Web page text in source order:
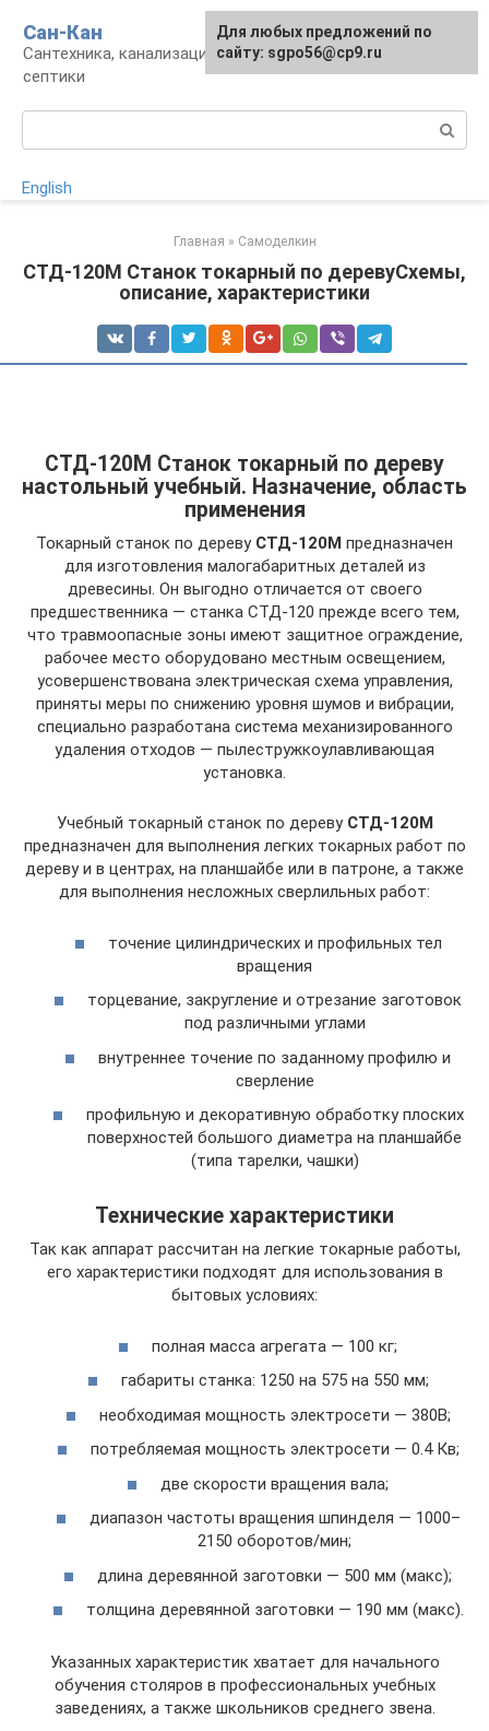
контенту
Сан-Кан
Сантехника, канализация, водопровод,
септики
English
Главная » Самоделкин
СТД-120М Станок токарный по деревуСхемы,
описание, характеристики
СТД-120М Станок токарный по дереву
настольный учебный. Назначение, область
применения
Токарный станок по дереву СТД-120М предназначен
для изготовления малогабаритных деталей из
древесины. Он выгодно отличается от своего
предшественника — станка СТД-120 прежде всего тем,
что травмоопасные зоны имеют защитное ограждение,
рабочее место оборудовано местным освещением,
усовершенствована электрическая схема управления,
приняты меры по снижению уровня шумов и вибрации,
специально разработана система механизированного
удаления отходов — пылестружкоулавливающая
установка.
Учебный токарный станок по дереву СТД-120М
предназначен для выполнения легких токарных работ по
дереву и в центрах, на планшайбе или в патроне, а также
для выполнения несложных сверлильных работ:
точение цилиндрических и профильных тел
вращения
торцевание, закругление и отрезание заготовок
под различными углами
внутреннее точение по заданному профилю и
сверление
профильную и декоративную обработку плоских
поверхностей большого диаметра на планшайбе
(типа тарелки, чашки)
Технические характеристики
Так как аппарат рассчитан на легкие токарные работы,
его характеристики подходят для использования в
бытовых условиях:
полная масса агрегата — 100 кг;
габариты станка: 1250 на 575 на 550 мм;
необходимая мощность электросети — 380В;
потребляемая мощность электросети — 0.4 Кв;
две скорости вращения вала;
диапазон частоты вращения шпинделя — 1000–
2150 оборотов/мин;
длина деревянной заготовки — 500 мм (макс);
толщина деревянной заготовки — 190 мм (макс).
Указанных характеристик хватает для начального
обучения столяров в профессиональных учебных
заведениях, а также школьников среднего звена.
Для любых предложений по
сайту: sgpo56@cp9.ru